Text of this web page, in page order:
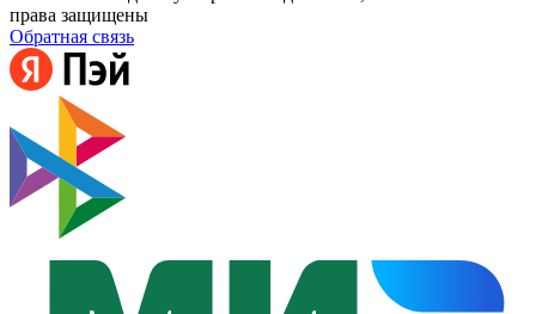
права защищены
Обратная связь